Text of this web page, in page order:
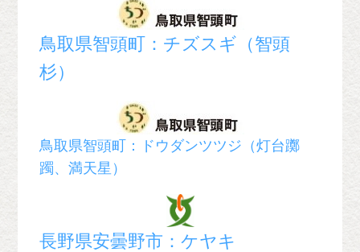
鳥取県智頭町：チズスギ（智頭
杉）
鳥取県智頭町：ドウダンツツジ（灯台躑
躅、満天星）
長野県安曇野市：ケヤキ